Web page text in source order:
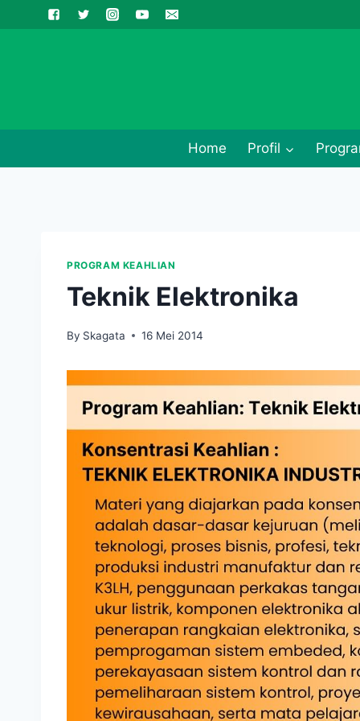
to
Home Profil
PROGRAM KEAHLIAN
Teknik Elektronika
By Skagata 16 Mei 2014